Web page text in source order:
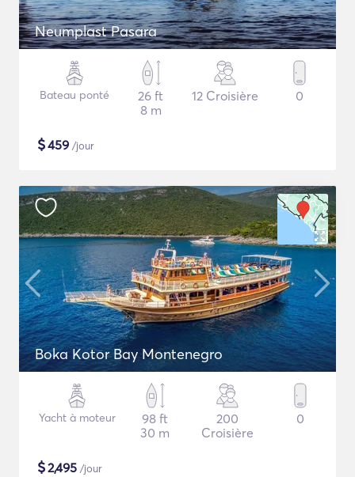
Neumplast Pasara
Bateau ponté
26 ft
8 m
12 Croisière 0
$459 /jour
Boka Kotor Bay Montenegro
Yacht à moteur
98 ft
30 m
200
Croisière
0
$2,495 /jour